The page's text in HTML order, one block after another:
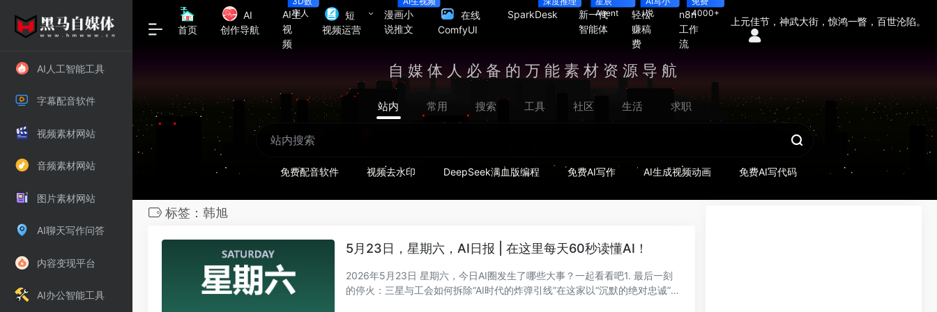
AI人工智能工具
字幕配音软件
视频素材网站
音频素材网站
图片素材网站
AI聊天写作问答
内容变现平台
AI办公智能工具
首页
AI
创作导航
AI生
视
频
字人
短
视频运营
漫画小
说推文
在线
ComfyUI
SparkDesk
新一代
智能体
Agent
轻松
赚稿
费
说
n8n
工作
流
4000+
上元佳节，神武大街，惊鸿一瞥，百世沦陷。
自媒体人必备的万能素材资源导航
站内 常用 搜索 工具 社区 生活 求职
免费配音软件 视频去水印 DeepSeek满血版编程 免费AI写作 AI生成视频动画 免费AI写代码
标签：韩旭
5月23日，星期六，AI日报 | 在这里每天60秒读懂AI！
2026年5月23日 星期六，今日AI圈发生了哪些大事？一起看看吧1. 最后一刻
的停火：三星与工会如何拆除“AI时代的炸弹引线”在这家以“沉默的绝对忠诚”为